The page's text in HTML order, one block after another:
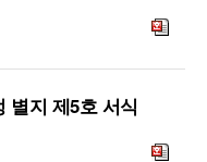
별지 제5호 서식